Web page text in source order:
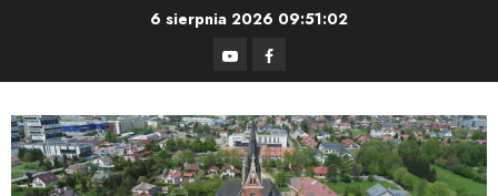
6 sierpnia 2026 09:51:02
YouTubeFacebook